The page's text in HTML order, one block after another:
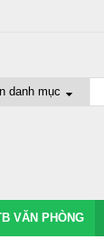
VĂN PHÒNG